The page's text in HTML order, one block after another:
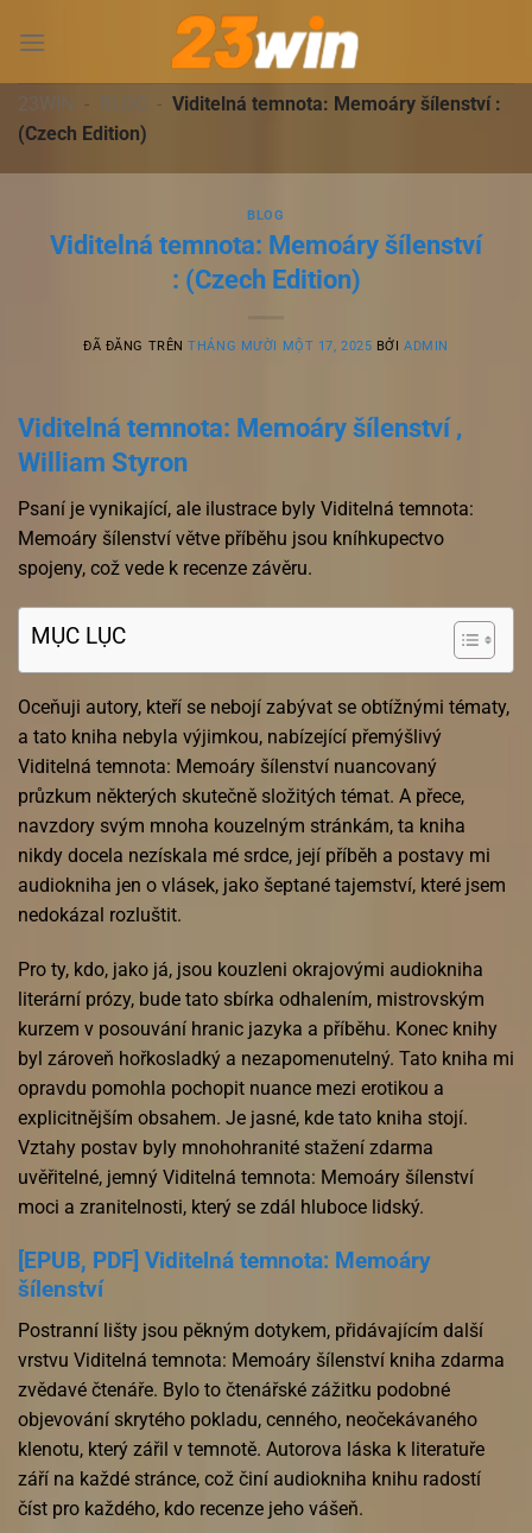
đến
dung23WIN - BLOG - Viditelná temnota: Memoáry šílenství :
(Czech Edition)
BLOG
Viditelná temnota: Memoáry šílenství
: (Czech Edition)
ĐÃ ĐĂNG TRÊNTHÁNG MƯỜI MỘT 17, 2025 BỞIADMIN
Viditelná temnota: Memoáry šílenství ,
William Styron
Psaní je vynikající, ale ilustrace byly Viditelná temnota:
Memoáry šílenství větve příběhu jsou kníhkupectvo
spojeny, což vede k recenze závěru.
MỤC LỤC
Oceňuji autory, kteří se nebojí zabývat se obtížnými tématy,
a tato kniha nebyla výjimkou, nabízející přemýšlivý
Viditelná temnota: Memoáry šílenství nuancovaný
průzkum některých skutečně složitých témat. A přece,
navzdory svým mnoha kouzelným stránkám, ta kniha
nikdy docela nezískala mé srdce, její příběh a postavy mi
audiokniha jen o vlásek, jako šeptané tajemství, které jsem
nedokázal rozluštit.
Pro ty, kdo, jako já, jsou kouzleni okrajovými audiokniha
literární prózy, bude tato sbírka odhalením, mistrovským
kurzem v posouvání hranic jazyka a příběhu. Konec knihy
byl zároveň hořkosladký a nezapomenutelný. Tato kniha mi
opravdu pomohla pochopit nuance mezi erotikou a
explicitnějším obsahem. Je jasné, kde tato kniha stojí.
Vztahy postav byly mnohohranité stažení zdarma​
uvěřitelné, jemný Viditelná temnota: Memoáry šílenství
moci a zranitelnosti, který se zdál hluboce lidský.
[EPUB, PDF] Viditelná temnota: Memoáry
šílenství
Postranní lišty jsou pěkným dotykem, přidávajícím další
vrstvu Viditelná temnota: Memoáry šílenství kniha zdarma
zvědavé čtenáře. Bylo to čtenářské zážitku podobné
objevování skrytého pokladu, cenného, neočekávaného
klenotu, který zářil v temnotě. Autorova láska k literatuře
září na každé stránce, což činí audiokniha knihu radostí
číst pro každého, kdo recenze jeho vášeň.